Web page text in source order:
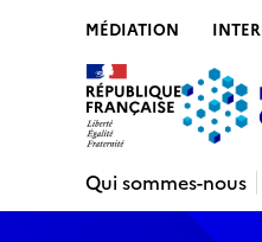
MÉDIATION
Qui sommes-nous